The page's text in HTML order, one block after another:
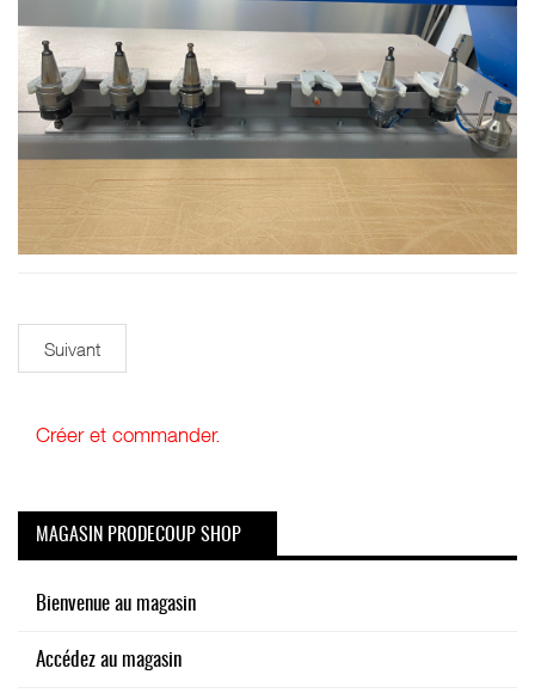
Suivant
Créer et commander.
MAGASIN PRODECOUP SHOP
Bienvenue au magasin
Accédez au magasin